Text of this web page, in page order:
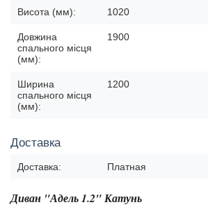
Висота (мм): 1020
Довжина
спального місця
(мм):
1900
Ширина
спального місця
(мм):
1200
Доставка
Доставка: Платная
Диван "Адель 1.2" Катунь